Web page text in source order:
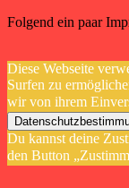
Folgend ein paar
Diese Webseite
Surfen zu
wir von ihrem
Du kannst deine
den Button